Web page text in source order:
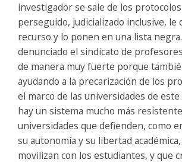
investigador se sale de los
perseguido, judicializado inclusive, le
recurso y lo ponen en una lista
denunciado el sindicato de
de manera muy fuerte porque
ayudando a la precarización de los
el marco de las universidades de
hay un sistema mucho más
universidades que defienden, como
su autonomía y su libertad
movilizan con los estudiantes, y que